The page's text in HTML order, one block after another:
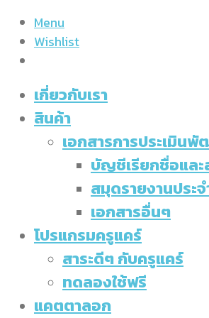
Menu
Wishlist
เกี่ยวกับเรา
สินค้า
เอกสารการประเมิน
บัญชีเรียกชื่อแล
สมุดรายงานประ
เอกสารอื่นๆ
โปรแกรมครูแคร์
สาระดีๆ กับครูแคร์
ทดลองใช้ฟรี
แคตตาลอก